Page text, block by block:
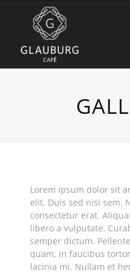
Lorem ipsum dolor sit
elit. Duis sed nisi sem.
consectetur erat.
libero a vulputate.
semper dictum.
quam, in faucibus
lacinia mi. Nullam et